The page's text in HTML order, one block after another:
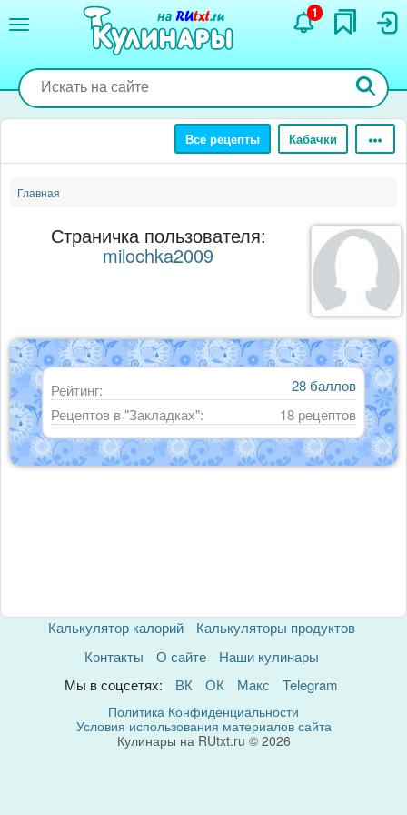
содержанию
1
Все рецепты Кабачки
Главная
Страничка пользователя:
milochka2009
28 баллов
Рейтинг:
18 рецептов
Рецептов в "Закладках":
Калькулятор калорий
Калькуляторы продуктов
Контакты
О сайте
Наши кулинары
Мы в соцсетях:
ВК ОК Макс Telegram
Политика Конфиденциальности
Условия использования материалов сайта
Кулинары на RUtxt.ru © 2026